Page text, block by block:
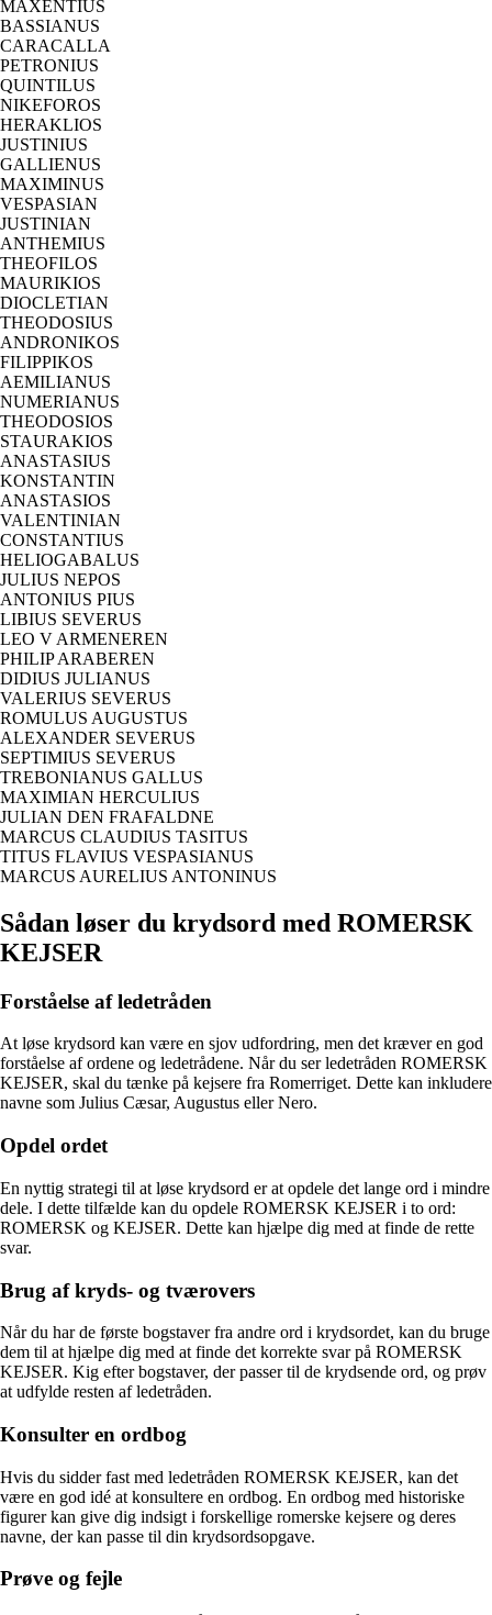
MAXENTIUS
BASSIANUS
CARACALLA
PETRONIUS
QUINTILUS
NIKEFOROS
HERAKLIOS
JUSTINIUS
GALLIENUS
MAXIMINUS
VESPASIAN
JUSTINIAN
ANTHEMIUS
THEOFILOS
MAURIKIOS
DIOCLETIAN
THEODOSIUS
ANDRONIKOS
FILIPPIKOS
AEMILIANUS
NUMERIANUS
THEODOSIOS
STAURAKIOS
ANASTASIUS
KONSTANTIN
ANASTASIOS
VALENTINIAN
CONSTANTIUS
HELIOGABALUS
JULIUS NEPOS
ANTONIUS PIUS
LIBIUS SEVERUS
LEO V ARMENEREN
PHILIP ARABEREN
DIDIUS JULIANUS
VALERIUS SEVERUS
ROMULUS AUGUSTUS
ALEXANDER SEVERUS
SEPTIMIUS SEVERUS
TREBONIANUS GALLUS
MAXIMIAN HERCULIUS
JULIAN DEN FRAFALDNE
MARCUS CLAUDIUS TASITUS
TITUS FLAVIUS VESPASIANUS
MARCUS AURELIUS ANTONINUS
Sådan løser du krydsord med ROMERSK
KEJSER
Forståelse af ledetråden
At løse krydsord kan være en sjov udfordring, men det kræver en god
forståelse af ordene og ledetrådene. Når du ser ledetråden ROMERSK
KEJSER, skal du tænke på kejsere fra Romerriget. Dette kan inkludere
navne som Julius Cæsar, Augustus eller Nero.
Opdel ordet
En nyttig strategi til at løse krydsord er at opdele det lange ord i mindre
dele. I dette tilfælde kan du opdele ROMERSK KEJSER i to ord:
ROMERSK og KEJSER. Dette kan hjælpe dig med at finde de rette
svar.
Brug af kryds- og tværovers
Når du har de første bogstaver fra andre ord i krydsordet, kan du bruge
dem til at hjælpe dig med at finde det korrekte svar på ROMERSK
KEJSER. Kig efter bogstaver, der passer til de krydsende ord, og prøv
at udfylde resten af ledetråden.
Konsulter en ordbog
Hvis du sidder fast med ledetråden ROMERSK KEJSER, kan det
være en god idé at konsultere en ordbog. En ordbog med historiske
figurer kan give dig indsigt i forskellige romerske kejsere og deres
navne, der kan passe til din krydsordsopgave.
Prøve og fejle